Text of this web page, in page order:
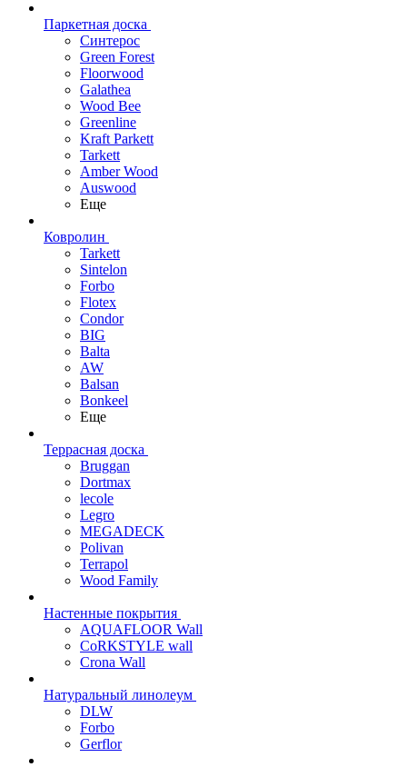
Паркетная доска
Синтерос
Green Forest
Floorwood
Galathea
Wood Bee
Greenline
Kraft Parkett
Tarkett
Amber Wood
Auswood
Еще
Ковролин
Tarkett
Sintelon
Forbo
Flotex
Condor
BIG
Balta
AW
Balsan
Bonkeel
Еще
Террасная доска
Bruggan
Dortmax
lecole
Legro
MEGADECK
Polivan
Terrapol
Wood Family
Настенные покрытия
AQUAFLOOR Wall
CoRKSTYLE wall
Crona Wall
Натуральный линолеум
DLW
Forbo
Gerflor